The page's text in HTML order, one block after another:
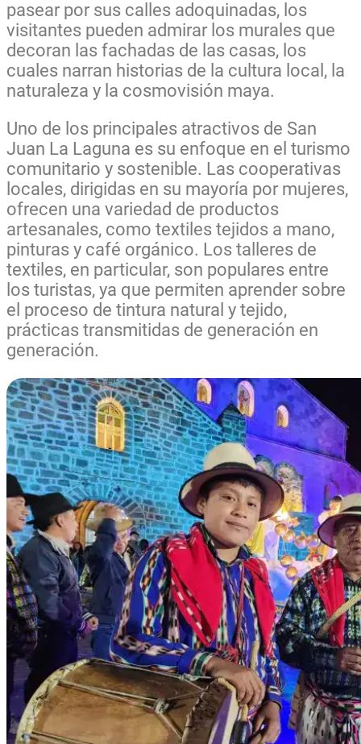
pasear por sus calles adoquinadas, los
visitantes pueden admirar los murales que
decoran las fachadas de las casas, los
cuales narran historias de la cultura local, la
naturaleza y la cosmovisión maya.
Uno de los principales atractivos de San
Juan La Laguna es su enfoque en el turismo
comunitario y sostenible. Las cooperativas
locales, dirigidas en su mayoría por mujeres,
ofrecen una variedad de productos
artesanales, como textiles tejidos a mano,
pinturas y café orgánico. Los talleres de
textiles, en particular, son populares entre
los turistas, ya que permiten aprender sobre
el proceso de tintura natural y tejido,
prácticas transmitidas de generación en
generación.